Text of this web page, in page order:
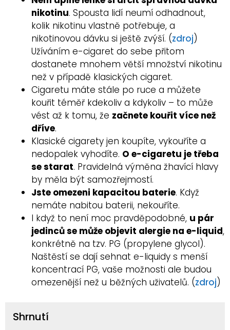
nikotinu. Spousta lidí neumí odhadnout,
kolik nikotinu vlastně potřebuje, a
nikotinovou dávku si ještě zvýší. (zdroj)
Užíváním e-cigaret do sebe přitom
dostanete mnohem větší množství nikotinu
než v případě klasických cigaret.
Cigaretu máte stále po ruce a můžete
kouřit téměř kdekoliv a kdykoliv – to může
vést až k tomu, že začnete kouřit více než
dříve.
Klasické cigarety jen koupíte, vykouříte a
nedopalek vyhodíte. O e-cigaretu je třeba
se starat. Pravidelná výměna žhavící hlavy
by měla být samozřejmostí.
Jste omezeni kapacitou baterie. Když
nemáte nabitou baterii, nekouříte.
I když to není moc pravděpodobné, u pár
jedinců se může objevit alergie na e-liquid,
konkrétně na tzv. PG (propylene glycol).
Naštěstí se dají sehnat e-liquidy s menší
koncentrací PG, vaše možnosti ale budou
omezenější než u běžných uživatelů. (zdroj)
Shrnutí